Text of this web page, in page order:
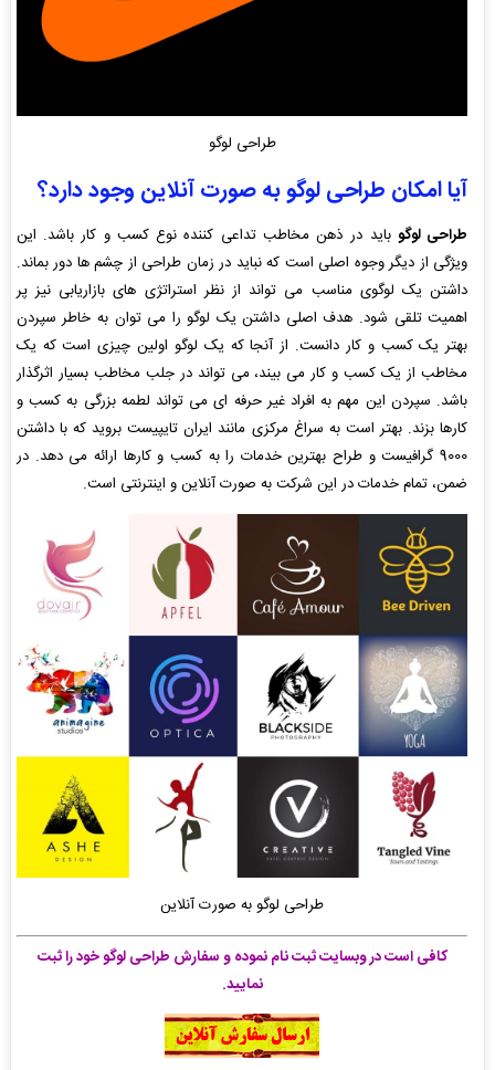
طراحی لوگو
آیا امکان طراحی لوگو به صورت آنلاین وجود دارد؟
طراحی لوگو باید در ذهن مخاطب تداعی کننده نوع کسب و کار باشد. این
ویژگی از دیگر وجوه اصلی است که نباید در زمان طراحی از چشم ها دور بماند.
داشتن یک لوگوی مناسب می تواند از نظر استراتژی های بازاریابی نیز پر
اهمیت تلقی شود. هدف اصلی داشتن یک لوگو را می توان به خاطر سپردن
بهتر یک کسب و کار دانست. از آنجا که یک لوگو اولین چیزی است که یک
مخاطب از یک کسب و کار می بیند، می تواند در جلب مخاطب بسیار اثرگذار
باشد. سپردن این مهم به افراد غیر حرفه ای می تواند لطمه بزرگی به کسب و
کارها بزند. بهتر است به سراغ مرکزی مانند ایران تایپیست بروید که با داشتن
9000 گرافیست و طراح بهترین خدمات را به کسب و کارها ارائه می دهد. در
ضمن، تمام خدمات در این شرکت به صورت آنلاین و اینترنتی است.
طراحی لوگو به صورت آنلاین
کافی است در وبسایت ثبت نام نموده و سفارش طراحی لوگو خود را ثبت
نمایید.